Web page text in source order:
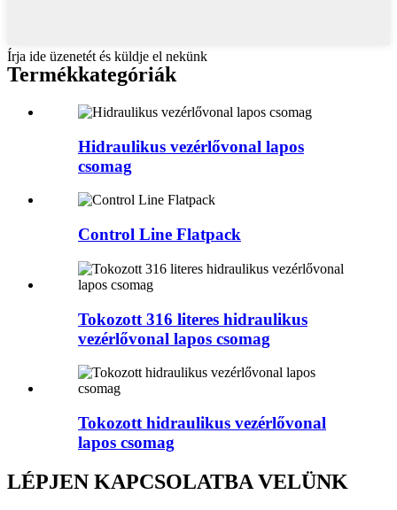
Írja ide üzenetét és küldje el nekünk
Termékkategóriák
Hidraulikus vezérlővonal lapos
csomag
Control Line Flatpack
Tokozott 316 literes hidraulikus
vezérlővonal lapos csomag
Tokozott hidraulikus vezérlővonal
lapos csomag
LÉPJEN KAPCSOLATBA VELÜNK